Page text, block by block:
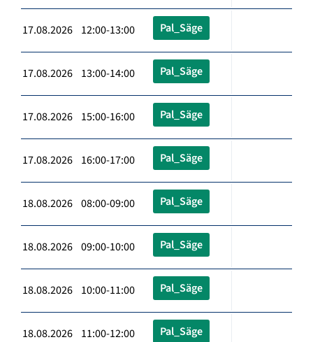
17.08.2026 12:00-13:00 Pal_Säge
17.08.2026 13:00-14:00 Pal_Säge
17.08.2026 15:00-16:00 Pal_Säge
17.08.2026 16:00-17:00 Pal_Säge
18.08.2026 08:00-09:00 Pal_Säge
18.08.2026 09:00-10:00 Pal_Säge
18.08.2026 10:00-11:00 Pal_Säge
18.08.2026 11:00-12:00 Pal_Säge